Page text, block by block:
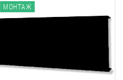
МОНТАЖ